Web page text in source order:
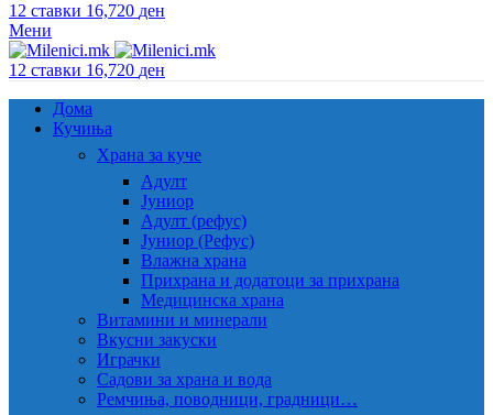
12 ставки 16,720 ден
Мени
12 ставки 16,720 ден
Дома
Кучиња
Храна за куче
Адулт
Јуниор
Адулт (рефус)
Јуниор (Рефус)
Влажна храна
Прихрана и додатоци за прихрана
Медицинска храна
Витамини и минерали
Вкусни закуски
Играчки
Садови за храна и вода
Ремчиња, поводници, градници…